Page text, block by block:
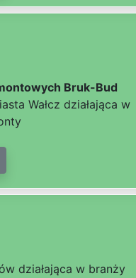
Bruk-Bud
Wałcz działająca w
działająca w branży